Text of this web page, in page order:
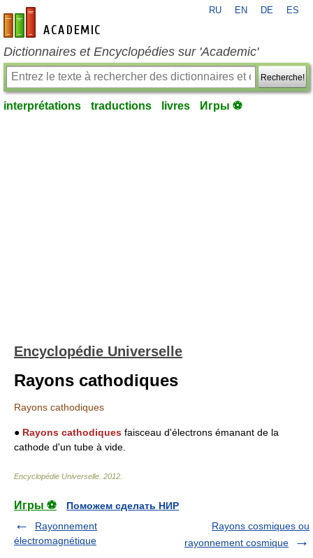
fr-academic.com
RU EN DE ES
Dictionnaires et Encyclopédies sur 'Academic'
Recherche!
interprétations traductions livres Игры ⚽
Encyclopédie Universelle
Rayons cathodiques
Rayons cathodiques
● Rayons cathodiques faisceau d'électrons émanant de la
cathode d'un tube à vide.
Encyclopédie Universelle 2012
Игры ⚽
Поможем сделать НИР
Rayonnement
électromagnétique
Rayons cosmiques ou
rayonnement cosmique